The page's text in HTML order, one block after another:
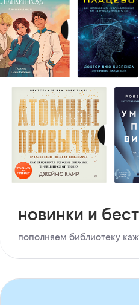
новинки и
пополняем библиотеку